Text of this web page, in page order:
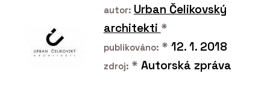
autor: Urban Čelikovský
architekti *
publikováno: * 12. 1. 2018
zdroj: * Autorská zpráva